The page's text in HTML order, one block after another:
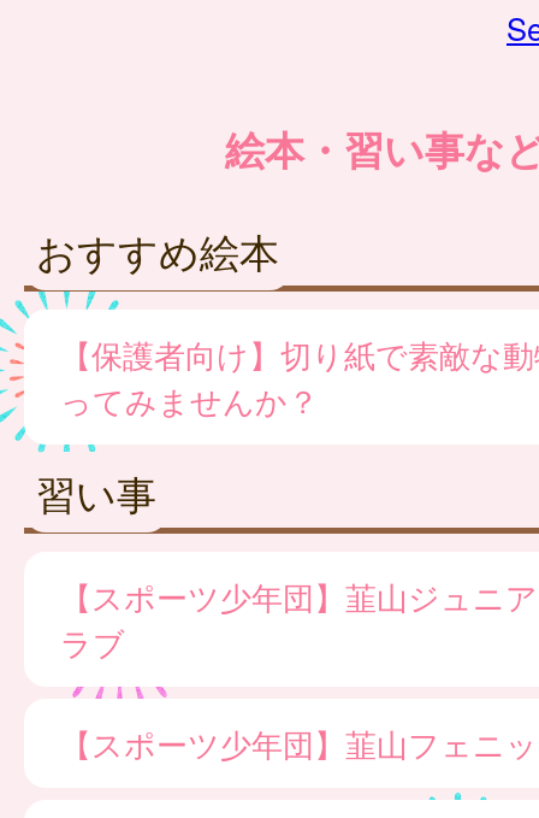
絵本・習い事な
おすすめ絵本
【保護者向け】切り紙で素敵な
ってみませんか？
習い事
【スポーツ少年団】韮山ジュニ
ラブ
【スポーツ少年団】韮山フェニ